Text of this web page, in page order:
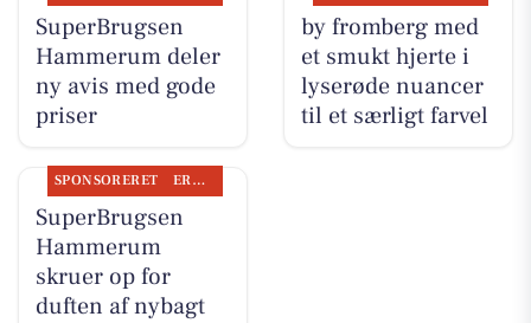
SuperBrugsen
Hammerum deler
ny avis med gode
priser
by fromberg med
et smukt hjerte i
lyserøde nuancer
til et særligt farvel
SPONSORERET ERHVERV
SuperBrugsen
Hammerum
skruer op for
duften af nybagt